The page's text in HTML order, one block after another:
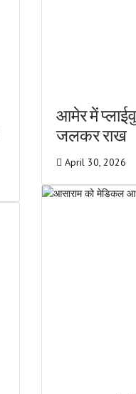
आमेर में
जलकर राख
April 30, 2026